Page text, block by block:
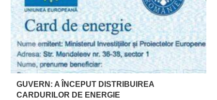
GUVERN: A ÎNCEPUT DISTRIBUIREA
CARDURILOR DE ENERGIE